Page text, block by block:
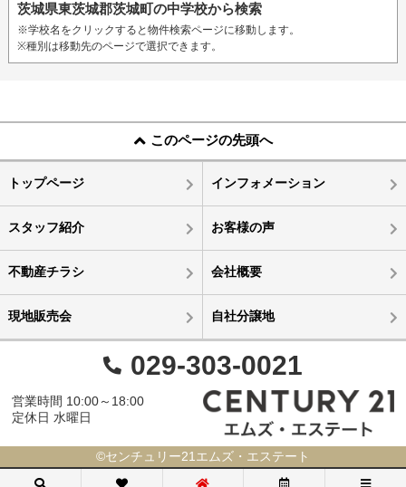
茨城県東茨城郡茨城町の中学校から検索
※学校名をクリックすると物件検索ページに移動します。
※種別は移動先のページで選択できます。
このページの先頭へ
トップページ インフォメーション
スタッフ紹介 お客様の声
不動産チラシ 会社概要
現地販売会 自社分譲地
029-303-0021
営業時間 10:00～18:00
定休日 水曜日
©センチュリー21エムズ・エステート